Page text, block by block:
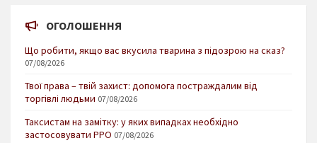
ОГОЛОШЕННЯ
Що робити, якщо вас вкусила тварина з підозрою на сказ?
07/08/2026
Твої права – твій захист: допомога постраждалим від
торгівлі людьми 07/08/2026
Таксистам на замітку: у яких випадках необхідно
застосовувати РРО 07/08/2026